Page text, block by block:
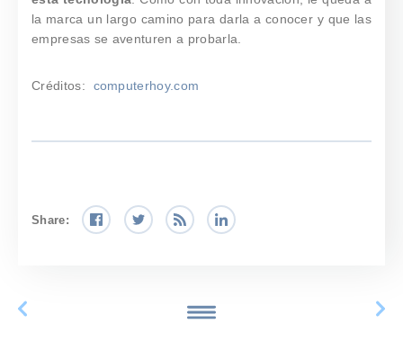
la marca un largo camino para darla a conocer y que las
empresas se aventuren a probarla.
Créditos: computerhoy.com
Share: